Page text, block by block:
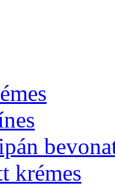
krémes